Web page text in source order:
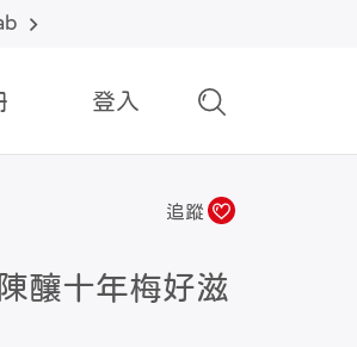
登入
追蹤
釀十年梅好滋